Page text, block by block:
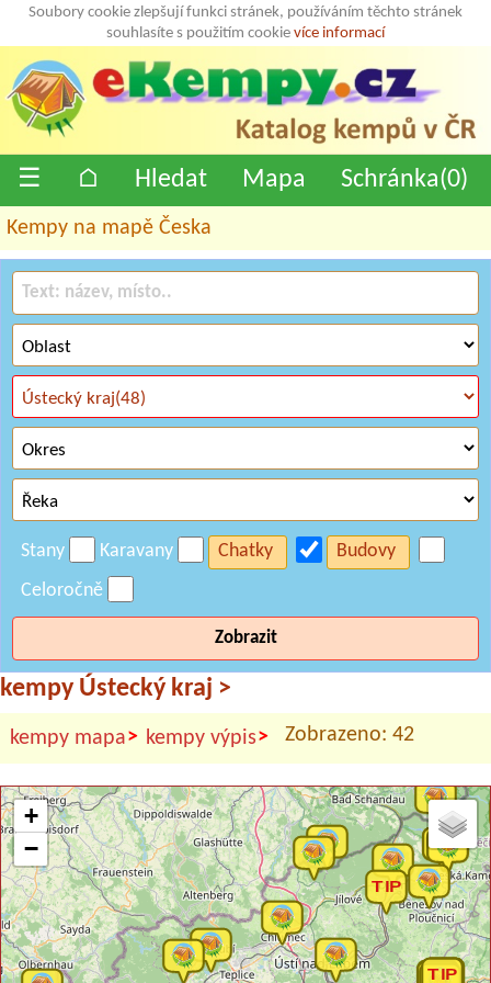
Soubory cookie zlepšují funkci stránek, používáním těchto stránek
souhlasíte s použitím cookie více informací
☰ ⌂ Hledat Mapa Schránka(0)
Kempy na mapě Česka
Stany Karavany Chatky
Budovy
Celoročně
Zobrazit
kempy Ústecký kraj >
kempy mapa> kempy výpis> Zobrazeno: 42
+
−